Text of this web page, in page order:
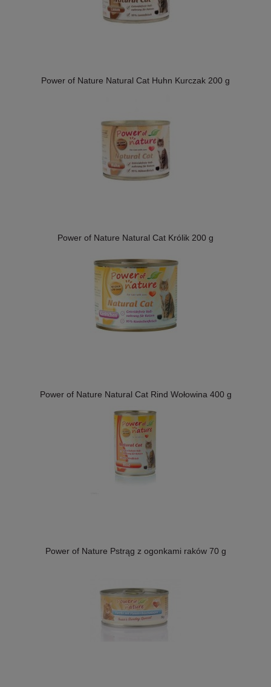
Power of Nature Natural Cat Huhn Kurczak 200 g
Power of Nature Natural Cat Królik 200 g
Power of Nature Natural Cat Rind Wołowina 400 g
Power of Nature Pstrąg z ogonkami raków 70 g